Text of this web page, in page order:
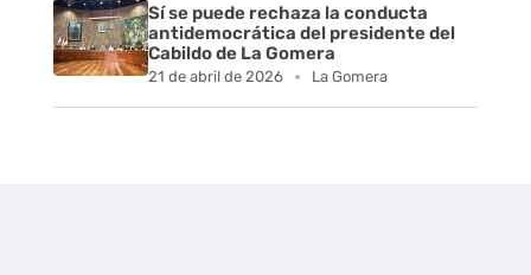
d
e
Sí se puede rechaza la conducta
antidemocrática del presidente del
Cabildo de La Gomera
21 de abril de 2026 La Gomera